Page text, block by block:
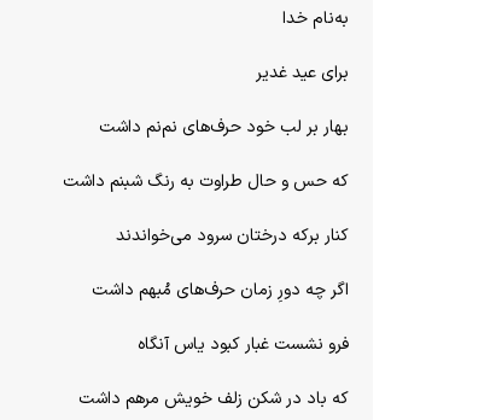
به‌نام خدا
برای عید غدیر
بهار بر لب خود حرف‌های نم‌نم داشت
که حس و حال طراوت به رنگ شبنم داشت
کنار برکه درختان سرود می‌خواندند
اگر چه دورِ زمان حرف‌های مُبهم داشت
فرو نشست غبار کبود یاس آنگاه
که باد در شکن زلف خویش مرهم داشت